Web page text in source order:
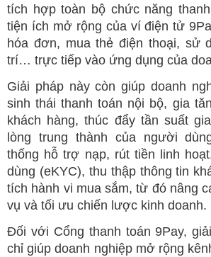
tích hợp toàn bộ chức năng
tiện ích mở rộng của ví điện tử
hóa đơn, mua thẻ điện thoại, sử
trí… trực tiếp vào ứng dụng của
Giải pháp này còn giúp doanh
sinh thái thanh toán nội bộ, gia
khách hàng, thúc đẩy tần suất
lòng trung thành của người
thống hỗ trợ nạp, rút tiền linh
dùng (eKYC), thu thập thông tin
tích hành vi mua sắm, từ đó nâng
vụ và tối ưu chiến lược kinh doanh.
Đối với Cổng thanh toán 9Pay,
chỉ giúp doanh nghiệp mở rộng